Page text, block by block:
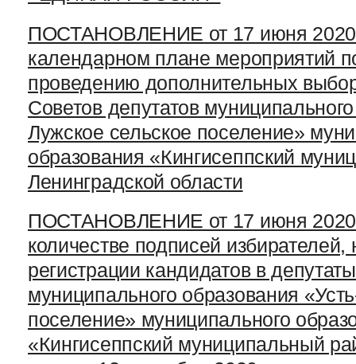
ПОСТАНОВЛЕНИЕ от 17 июня
календарном плане мероприятий
проведению дополнительных
Советов депутатов
Лужское сельское поселение»
образования «Кингисеппский
Ленинградской области
ПОСТАНОВЛЕНИЕ от 17 июня
количестве подписей
регистрации кандидатов в
муниципального образования
поселение» муниципального
«Кингисеппский муниципальный